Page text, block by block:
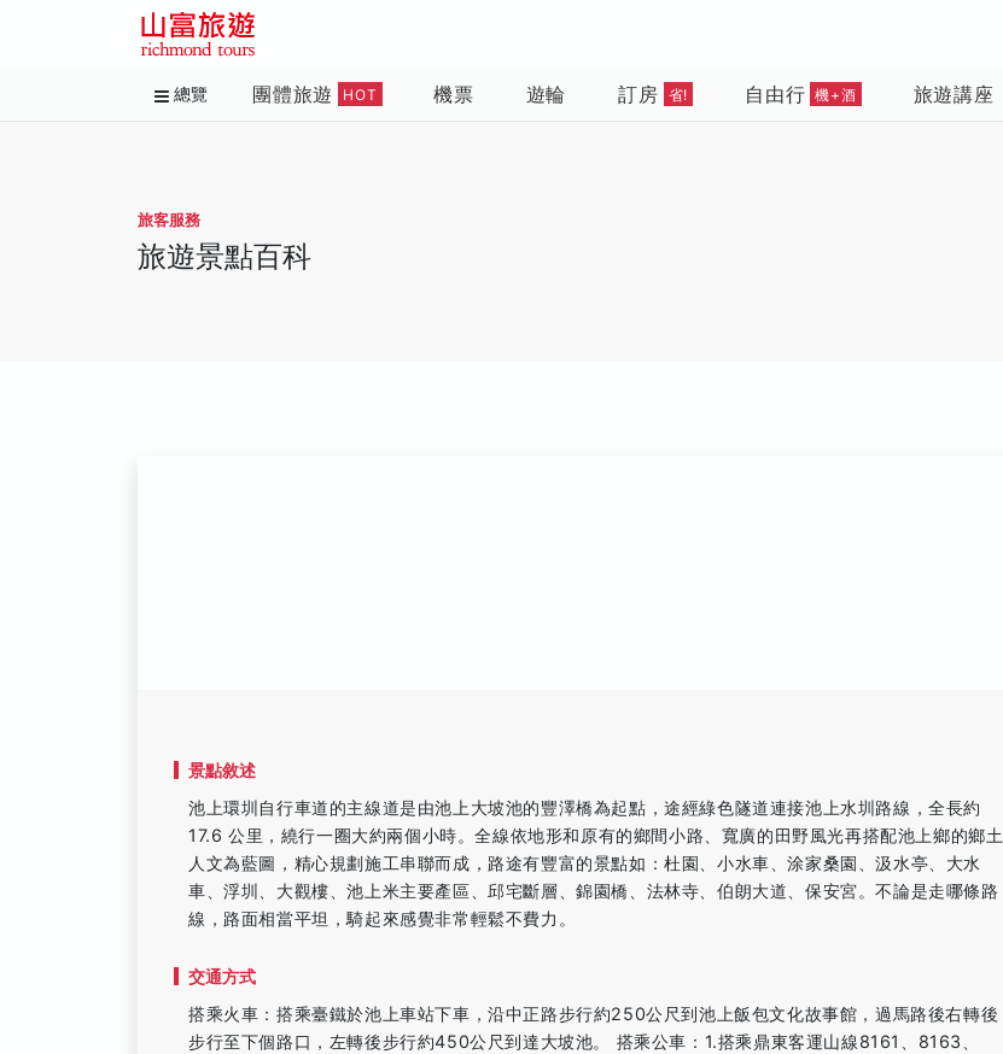
總覽 團體旅遊 HOT 機票 遊輪 訂房 省! 自由行 機+酒 旅遊講座
旅客服務
旅遊景點百科
景點敘述
池上環圳自行車道的主線道是由池上大坡池的豐澤橋為起點，途經綠色隧道連接池上水圳路線，全長約
17.6 公里，繞行一圈大約兩個小時。全線依地形和原有的鄉間小路、寬廣的田野風光再搭配池上鄉的鄉土
人文為藍圖，精心規劃施工串聯而成，路途有豐富的景點如：杜園、小水車、涂家桑園、汲水亭、大水
車、浮圳、大觀樓、池上米主要產區、邱宅斷層、錦園橋、法林寺、伯朗大道、保安宮。不論是走哪條路
線，路面相當平坦，騎起來感覺非常輕鬆不費力。
交通方式
搭乘火車：搭乘臺鐵於池上車站下車，沿中正路步行約250公尺到池上飯包文化故事館，過馬路後右轉後
步行至下個路口，左轉後步行約450公尺到達大坡池。 搭乘公車：1.搭乘鼎東客運山線8161、8163、